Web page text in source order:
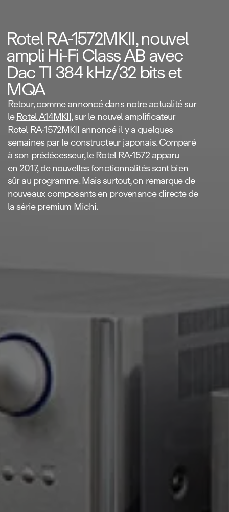
Rotel RA‑1572MKII, nouvel
ampli Hi‑Fi Class AB avec
Dac TI 384 kHz/32 bits et
MQA
Retour, comme annoncé dans notre actualité sur
leRotel A14MKII, sur le nouvel amplificateur
Rotel RA‑1572MKII annoncé il y a quelques
semaines par le constructeur japonais. Comparé
à son prédécesseur, le Rotel RA‑1572 apparu
en 2017, de nouvelles fonctionnalités sont bien
sûr au programme. Mais surtout, on remarque de
nouveaux composants en provenance directe de
la série premium Michi.